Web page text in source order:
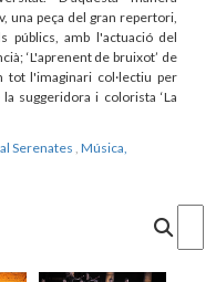
una peça del gran repertori,
públics, amb l'actuació del
‘L'aprenent de bruixot’ de
tot l'imaginari col·lectiu per
la suggeridora i colorista ‘La
Serenates Música,